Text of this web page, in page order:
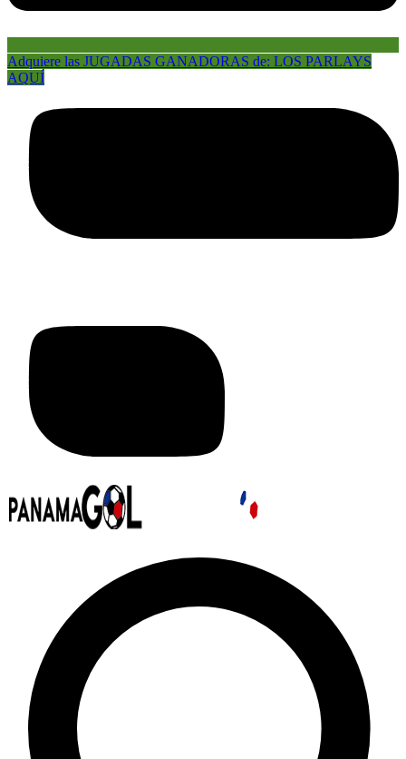
Adquiere las JUGADAS GANADORAS de: LOS PARLAYS
AQUÍ